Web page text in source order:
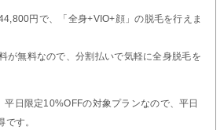
円で、「全身+VIO+顔」の脱毛を行えま
が無料なので、分割払いで気軽に全身脱毛を
平日限定10%OFFの対象プランなので、平日
す。